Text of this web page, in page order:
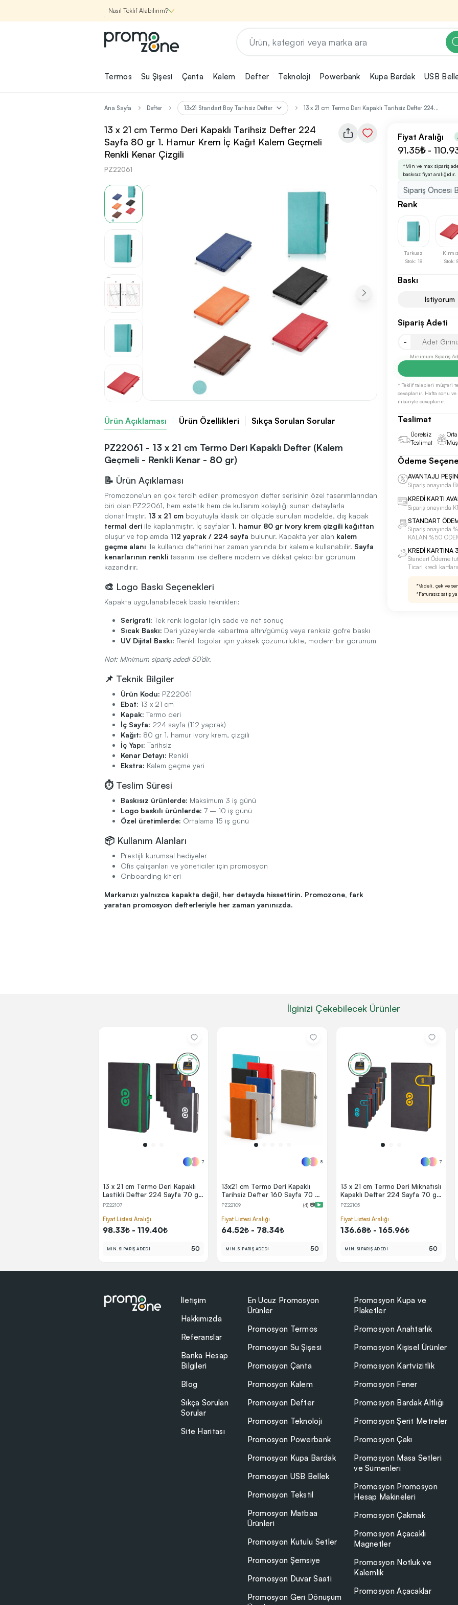
Nasıl Teklif Alabilirim?
Promozone
Nasıl Çalışır?
Şirketin için İhtiyacın
Olan
Promosyon Ürünlerini
1
Şirketin için ihtiyacın olan farklı
kategorilerde binlerce kaliteli ve yenilikçi
ürünü, seçkin marka ve üretici firma
garantisi ile Promozone'da keşfedebilirsin.
2
baskı yönü ve adet gibi detayları seçerek,
teklif adımına geçmeden önce tüm
tercihlerine uygun seçenekleri kolayca
3
Sonraki Adıma İlerle
Termos Su Şişesi Çanta Kalem Defter Teknoloji Powerbank Kupa Bardak USB
Ana Sayfa Defter 13x21 Standart Boy Tarihsiz Defter 13 x 21 cm Termo Deri Kapaklı Tarihsiz Defter 224...
13 x 21 cm Termo Deri Kapaklı Tarihsiz Defter 224
Sayfa 80 gr 1. Hamur Krem İç Kağıt Kalem Geçmeli
Renkli Kenar Çizgili
PZ22061
Ürün Açıklaması Ürün Özellikleri Sıkça Sorulan Sorular
PZ22061 - 13 x 21 cm Termo Deri Kapaklı Defter (Kalem
Geçmeli - Renkli Kenar - 80 gr)
📝 Ürün Açıklaması
Promozone’un en çok tercih edilen promosyon defter serisinin özel tasarımlarından
biri olan PZ22061, hem estetik hem de kullanım kolaylığı sunan detaylarla
donatılmıştır. 13 x 21 cm boyutuyla klasik bir ölçüde sunulan modelde, dış kapak
termal deri ile kaplanmıştır. İç sayfalar 1. hamur 80 gr ivory krem çizgili kağıttan
oluşur ve toplamda 112 yaprak / 224 sayfa bulunur. Kapakta yer alan kalem
geçme alanı ile kullanıcı defterini her zaman yanında bir kalemle kullanabilir. Sayfa
kenarlarının renkli tasarımı ise deftere modern ve dikkat çekici bir görünüm
kazandırır.
🎨 Logo Baskı Seçenekleri
Kapakta uygulanabilecek baskı teknikleri:
Serigrafi: Tek renk logolar için sade ve net sonuç
Sıcak Baskı: Deri yüzeylerde kabartma altın/gümüş veya renksiz gofre baskı
UV Dijital Baskı: Renkli logolar için yüksek çözünürlükte, modern bir görünüm
Not: Minimum sipariş adedi 50’dir.
📌 Teknik Bilgiler
Ürün Kodu: PZ22061
Ebat: 13 x 21 cm
Kapak: Termo deri
İç Sayfa: 224 sayfa (112 yaprak)
Kağıt: 80 gr 1. hamur ivory krem, çizgili
İç Yapı: Tarihsiz
Kenar Detayı: Renkli
Ekstra: Kalem geçme yeri
⏱️ Teslim Süresi
Baskısız ürünlerde: Maksimum 3 iş günü
Logo baskılı ürünlerde: 7 – 10 iş günü
Özel üretimlerde: Ortalama 15 iş günü
📦 Kullanım Alanları
Prestijli kurumsal hediyeler
Ofis çalışanları ve yöneticiler için promosyon
Onboarding kitleri
Markanızı yalnızca kapakta değil, her detayda hissettirin. Promozone, fark
yaratan promosyon defterleriyle her zaman yanınızda.
Fiyat Aralığı
91.35₺ -
*Min ve max sipariş
baskısız fiyat aralığıdır.
Sipariş Öncesi
Renk
Turkuaz
Stok: 18
Stok:
Baskı
İstiyorum
Sipariş Adeti
-
Minimum Sipariş
* Teklif talepleri müşteri
cevaplanır. Hafta sonu
itibariyle cevaplanır.
Teslimat
Ücretsiz
Teslimat
Ödeme
AVANTAJLI
Sipariş onayında
KREDİ KARTI
Sipariş onayında
STANDART
Sipariş onayında
KALAN %50
KREDİ KARTINA
Standart Ödeme
Ticari kredi
*Vadeli, çek ve
*Faturasız satış
İlginizi Çekebilecek Ürünler
7
13 x 21 cm Termo Deri Kapaklı
Lastikli Defter 224 Sayfa 70 gr
Ivory Krem Çizgili Kenar Boyalı
Efektli)
PZ22107
Fiyat Listesi Aralığı
98.33₺ - 119.40₺
MİN. SİPARİŞ ADEDİ 50
8
13x21 cm Termo Deri Kapaklı
Tarihsiz Defter 160 Sayfa 70 gr
Krem Çizgili Elastik Bantlı Kalem
PZ22109 (4) 📷
Fiyat Listesi Aralığı
64.52₺ - 78.34₺
MİN. SİPARİŞ ADEDİ 50
7
13 x 21 cm Termo Deri Mıknatıslı
Kapaklı Defter 224 Sayfa 70 gr
Ivory Krem Çizgili Kenar Boyalı
Efektli)
PZ22105
Fiyat Listesi Aralığı
136.68₺ - 165.96₺
MİN. SİPARİŞ ADEDİ 50
İletişim
Hakkımızda
Referanslar
Banka Hesap
Bilgileri
Blog
Sıkça Sorulan
Sorular
Site Haritası
En Ucuz Promosyon
Ürünler
Promosyon Termos
Promosyon Su Şişesi
Promosyon Çanta
Promosyon Kalem
Promosyon Defter
Promosyon Teknoloji
Promosyon Powerbank
Promosyon Kupa Bardak
Promosyon USB Bellek
Promosyon Tekstil
Promosyon Matbaa
Ürünleri
Promosyon Kutulu Setler
Promosyon Şemsiye
Promosyon Duvar Saati
Promosyon Geri Dönüşüm
Promosyon Kupa ve
Plaketler
Promosyon Anahtarlık
Promosyon Kişisel Ürünler
Promosyon Kartvizitlik
Promosyon Fener
Promosyon Bardak Altlığı
Promosyon Şerit Metreler
Promosyon Çakı
Promosyon Masa Setleri
ve Sümenleri
Promosyon Promosyon
Hesap Makineleri
Promosyon Çakmak
Promosyon Açacaklı
Magnetler
Promosyon Notluk ve
Kalemlik
Promosyon Açacaklar